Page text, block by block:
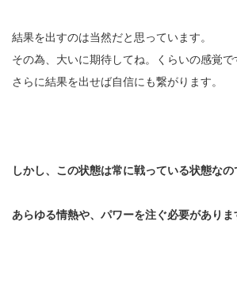
結果を出すのは当然だと思っています。
その為、大いに期待してね。くらいの感覚で
さらに結果を出せば自信にも繋がります。
しかし、この状態は常に戦っている状態なの
あらゆる情熱や、パワーを注ぐ必要がありま